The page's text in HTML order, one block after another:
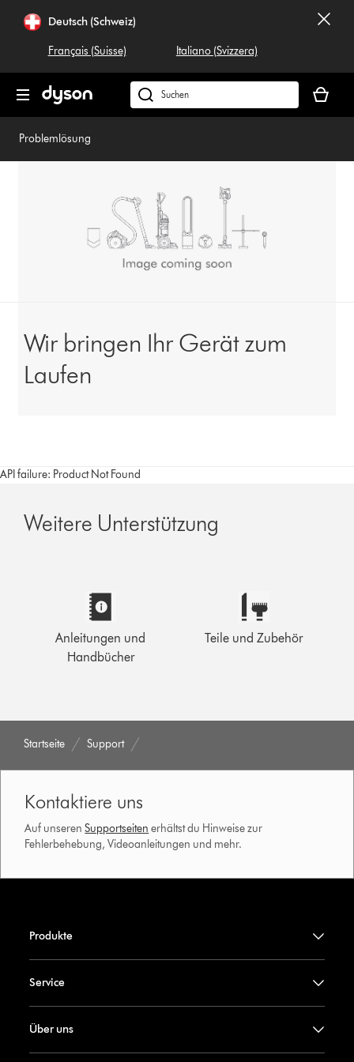
überspringenDeutsch (Schweiz)
Français (Suisse) Italiano (Svizzera)
Dyson.ch
durchsuchen
ist
Problemlösung
Wir bringen Ihr Gerät zum
Laufen
API failure: Product Not Found
Weitere Unterstützung
Anleitungen und
Handbücher
Teile und Zubehör
Startseite Support
Kontaktiere uns
Auf unserenSupportseiten erhältst du Hinweise zur
Fehlerbehebung, Videoanleitungen und mehr.
Produkte
Service
Über uns